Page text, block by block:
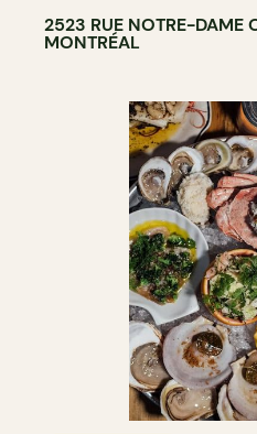
2523 RUE NOTRE-DAME
MONTRÉAL